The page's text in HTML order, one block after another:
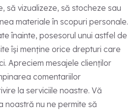
să vizualizeze, să stocheze sau
materiale în scopuri personale.
înainte, posesorul unui astfel de
își menține orice drepturi care
Apreciem mesajele clienților
comentariilor
la serviciile noastre. Vă
noastră nu ne permite să